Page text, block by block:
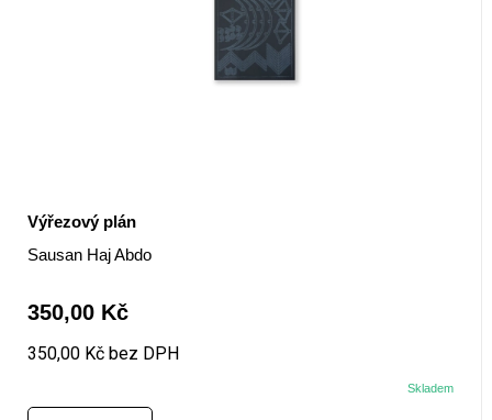
Výřezový plán
Sausan Haj Abdo
350,00 Kč
350,00 Kč bez DPH
Skladem